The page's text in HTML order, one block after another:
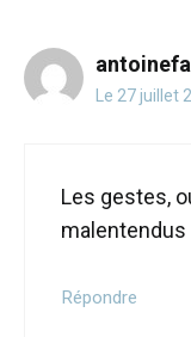
Le 27 juillet
Les gestes,
Répondre